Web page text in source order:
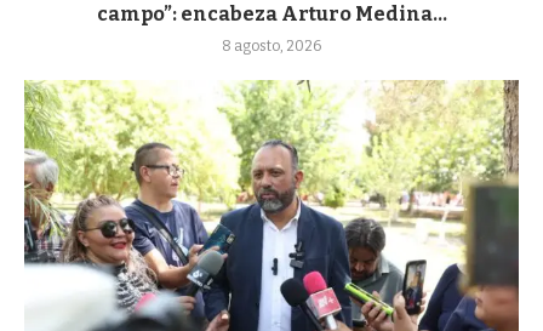
campo”: encabeza Arturo Medina...
8 agosto, 2026